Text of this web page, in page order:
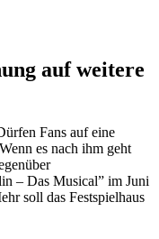
auf weitere
Fans auf eine
es nach ihm geht
– Das Musical” im Juni
soll das Festspielhaus